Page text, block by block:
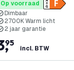
Op voorraad
Dimbaar
2700K Warm licht
2 jaar garantie
,
95
incl. BTW